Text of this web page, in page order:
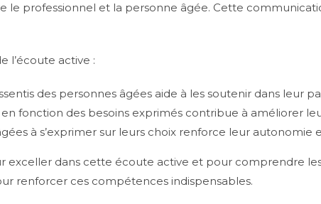
le professionnel et la personne âgée. Cette
l’écoute active :
des personnes âgées aide à les soutenir dans leur
fonction des besoins exprimés contribue à améliorer
à s’exprimer sur leurs choix renforce leur autonomie
exceller dans cette écoute active et pour comprendre
renforcer ces compétences indispensables.